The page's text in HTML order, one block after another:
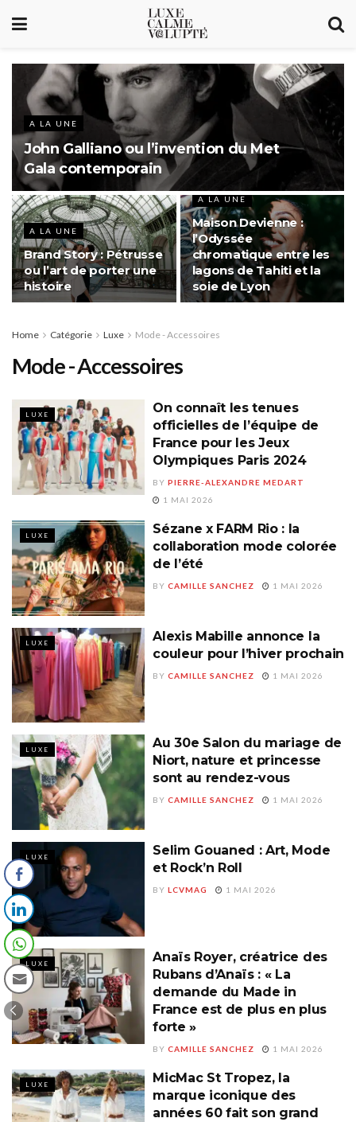
A LA UNE
John Galliano ou l’invention du Met
Gala contemporain
A LA UNE
Brand Story : Pétrusse
ou l’art de porter une
histoire
A LA UNE
Maison Devienne :
l’Odyssée
chromatique entre les
lagons de Tahiti et la
soie de Lyon
Home Catégorie Luxe Mode - Accessoires
Mode - Accessoires
LUXE
On connaît les tenues
officielles de l’équipe de
France pour les Jeux
Olympiques Paris 2024
BY PIERRE-ALEXANDRE MEDART
1 MAI 2026
LUXE
Sézane x FARM Rio : la
collaboration mode colorée
de l’été
BY CAMILLE SANCHEZ 1 MAI 2026
LUXE
Alexis Mabille annonce la
couleur pour l’hiver prochain
BY CAMILLE SANCHEZ 1 MAI 2026
LUXE
Au 30e Salon du mariage de
Niort, nature et princesse
sont au rendez-vous
BY CAMILLE SANCHEZ 1 MAI 2026
LUXE
Selim Gouaned : Art, Mode
et Rock’n Roll
BY LCVMAG 1 MAI 2026
LUXE
Anaïs Royer, créatrice des
Rubans d’Anaïs : « La
demande du Made in
France est de plus en plus
forte »
BY CAMILLE SANCHEZ 1 MAI 2026
LUXE
MicMac St Tropez, la
marque iconique des
années 60 fait son grand